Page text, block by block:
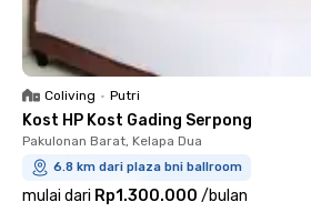
Coliving • Putri
Kost HP Kost Gading Serpong
Pakulonan Barat, Kelapa Dua
6.8 km dari plaza bni ballroom
mulai dari Rp1.300.000 /bulan